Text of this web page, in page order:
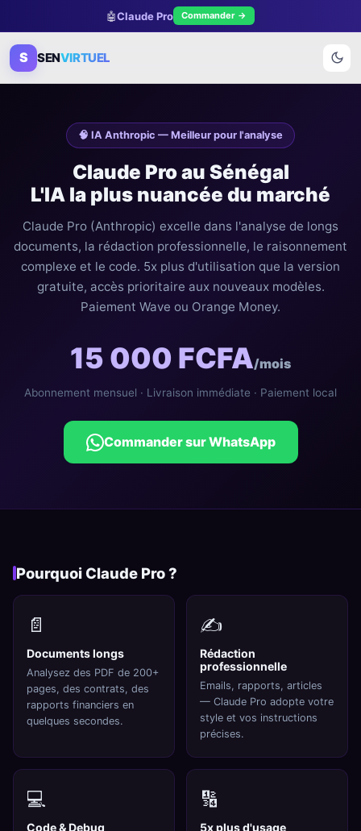
🤖Claude Pro Commander →
S SENVIRTUEL
🧠 IA Anthropic — Meilleur pour l'analyse
Claude Pro au Sénégal
L'IA la plus nuancée du marché
Claude Pro (Anthropic) excelle dans l'analyse de longs
documents, la rédaction professionnelle, le raisonnement
complexe et le code. 5x plus d'utilisation que la version
gratuite, accès prioritaire aux nouveaux modèles.
Paiement Wave ou Orange Money.
15 000 FCFA/mois
Abonnement mensuel · Livraison immédiate · Paiement local
Commander sur WhatsApp
Pourquoi Claude Pro ?
📄
Documents longs
Analysez des PDF de 200+
pages, des contrats, des
rapports financiers en
quelques secondes.
✍️
Rédaction
professionnelle
Emails, rapports, articles
— Claude Pro adopte votre
style et vos instructions
précises.
💻
Code & Debug
🔢
5x plus d'usage